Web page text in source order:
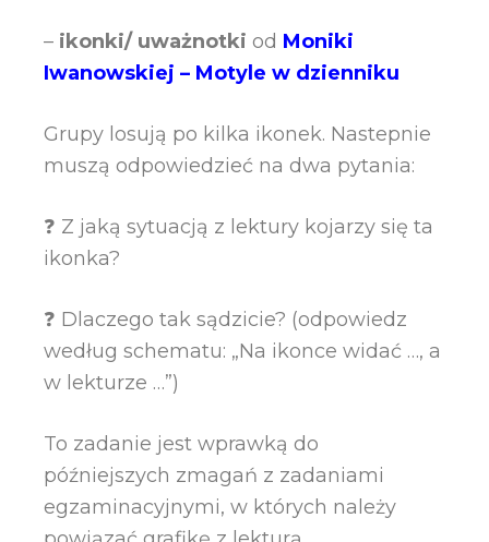
– ikonki/ uważnotki od Moniki
Iwanowskiej – Motyle w dzienniku
Grupy losują po kilka ikonek. Nastepnie
muszą odpowiedzieć na dwa pytania:
❓ Z jaką sytuacją z lektury kojarzy się ta
ikonka?
❓ Dlaczego tak sądzicie? (odpowiedz
według schematu: „Na ikonce widać …, a
w lekturze …”)
To zadanie jest wprawką do
późniejszych zmagań z zadaniami
egzaminacyjnymi, w których należy